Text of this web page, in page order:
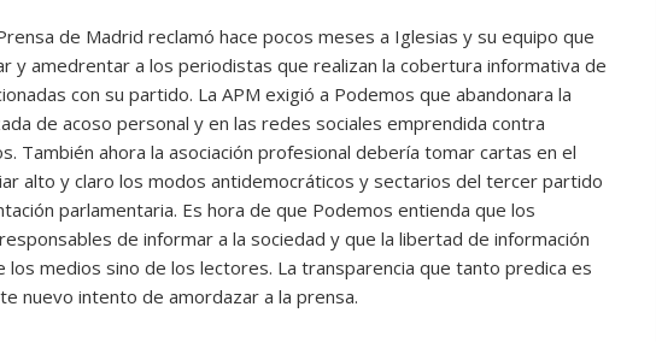
de Madrid reclamó hace pocos meses a Iglesias y su equipo que
y amedrentar a los periodistas que realizan la cobertura informativa de
con su partido. La APM exigió a Podemos que abandonara la
de acoso personal y en las redes sociales emprendida contra
También ahora la asociación profesional debería tomar cartas en el
alto y claro los modos antidemocráticos y sectarios del tercer partido
parlamentaria. Es hora de que Podemos entienda que los
de informar a la sociedad y que la libertad de información
los medios sino de los lectores. La transparencia que tanto predica es
nuevo intento de amordazar a la prensa.